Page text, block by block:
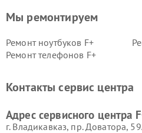
Мы ремонтируем
Ремонт ноутбуков F+
Ремонт телефонов F+
Контакты сервис центра
Адрес сервисного центра
г. Владикавказ, пр. Доватора,